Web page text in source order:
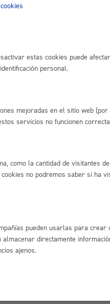
Enlaces útiles
Sala de prensa
Mapa web
estas cookies puede
personal.
mejoradas en el sitio web (por
servicios no funcionen
como la cantidad de visitantes de
no podremos saber si ha
pueden usarlas para crear
directamente
ajenos.